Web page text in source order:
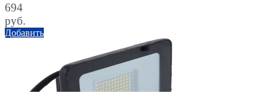
694
руб.
Добавить